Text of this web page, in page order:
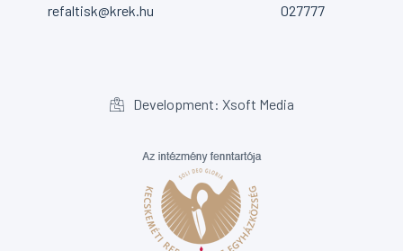
refaltisk@krek.hu
027777
Development: Xsoft Media